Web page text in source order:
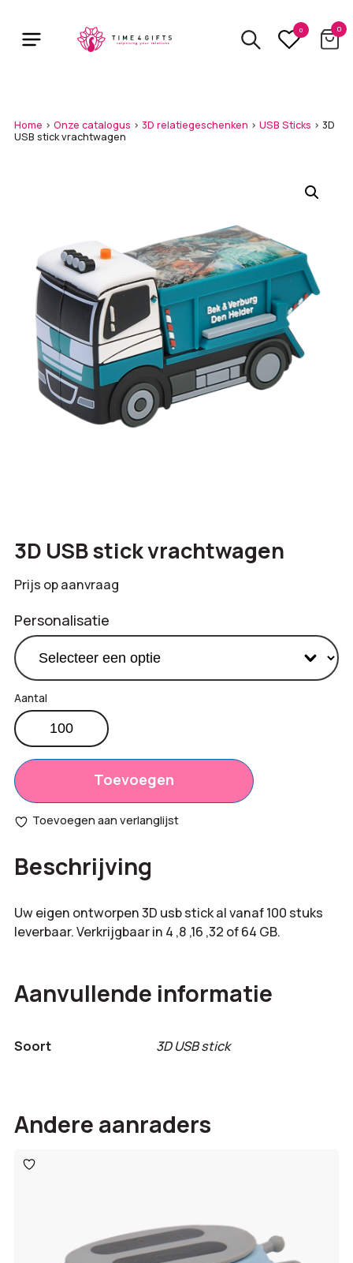
main
0 0
Home > Onze catalogus > 3D relatiegeschenken > USB Sticks > 3D
USB stick vrachtwagen
3D USB stick vrachtwagen
Prijs op aanvraag
Personalisatie
Totaal
opties:
€0,00
Bestelling
€0,00
3D
USB
stick
vrachtwagen
aantal
Toevoegen
Toevoegen aan verlanglijst
Beschrijving
Uw eigen ontworpen 3D usb stick al vanaf 100 stuks
leverbaar. Verkrijgbaar in 4 ,8 ,16 ,32 of 64 GB.
Aanvullende informatie
Soort 3D USB stick
Andere aanraders
Toevoegen
aan